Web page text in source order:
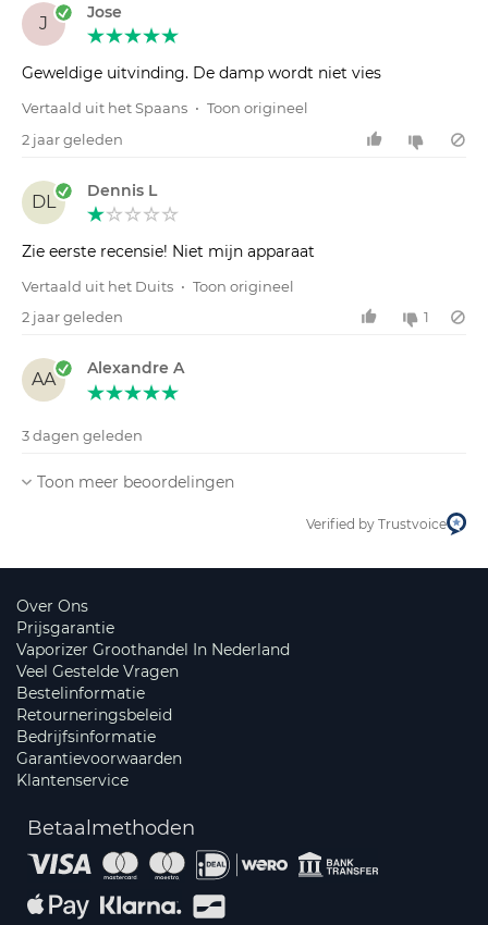
J
Jose
Geweldige uitvinding. De damp wordt niet vies
Vertaald uit het Spaans • Toon origineel
2 jaar geleden
DL
Dennis L
Zie eerste recensie! Niet mijn apparaat
Vertaald uit het Duits • Toon origineel
2 jaar geleden
1
AA
Alexandre A
3 dagen geleden
Toon meer beoordelingen
Verified by Trustvoice
Over Ons
Prijsgarantie
Vaporizer Groothandel In Nederland
Veel Gestelde Vragen
Bestelinformatie
Retourneringsbeleid
Bedrijfsinformatie
Garantievoorwaarden
Klantenservice
Betaalmethoden